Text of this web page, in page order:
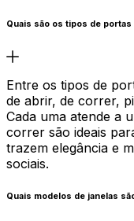
Quais são os tipos de
Entre os tipos de
de abrir, de correr,
Cada uma atende a
correr são ideais
trazem elegância e
sociais.
Quais modelos de janelas